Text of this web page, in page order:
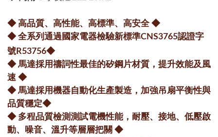
◆ 高品質、高性能、高標準、高安全◆
◆ 全系列通過國家電器檢驗新標準CNS3765認證字
號R53756◆
◆ 馬達採用禱詞性最佳的矽鋼片材質，提升效能及風
速 ◆
◆ 馬達採用機器自動化生產製造，加強吊扇平衡性與
品質穩定◆
◆ 多程品質檢測測試電機性能，耐壓、接地、低壓啟
動、噪音、溫升等層層把關 ◆